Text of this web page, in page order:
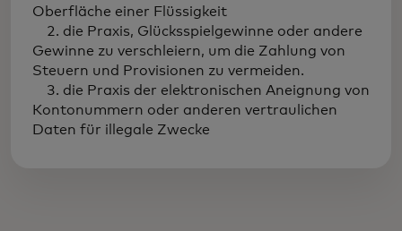
Oberfläche einer Flüssigkeit
2. die Praxis, Glücksspielgewinne oder andere
Gewinne zu verschleiern, um die Zahlung von
Steuern und Provisionen zu vermeiden.
3. die Praxis der elektronischen Aneignung von
Kontonummern oder anderen vertraulichen
Daten für illegale Zwecke